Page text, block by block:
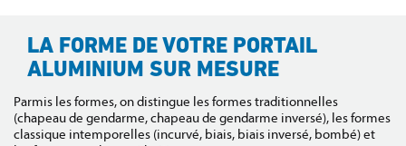
LA FORME DE VOTRE PORTAIL
ALUMINIUM SUR MESURE
Parmis les formes, on distingue les formes traditionnelles
(chapeau de gendarme, chapeau de gendarme inversé), les formes
classique intemporelles (incurvé, biais, biais inversé, bombé) et